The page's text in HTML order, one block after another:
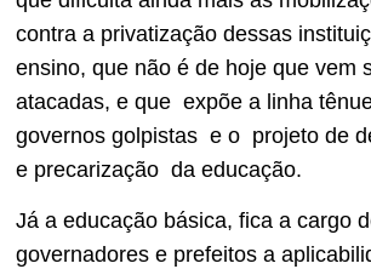
contra a privatização dessas
ensino, que não é de hoje que vem
atacadas, e que expõe a linha
governos golpistas e o projeto de
e precarização da educação.
Já a educação básica, fica a cargo
governadores e prefeitos a